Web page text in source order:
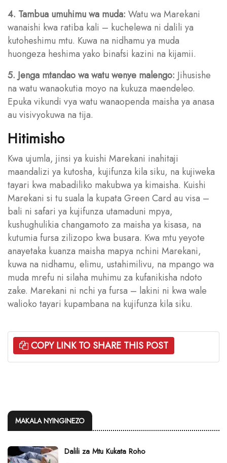
4. Tambua umuhimu wa muda: Watu wa Marekani
wanaishi kwa ratiba kali – kuchelewa ni dalili ya
kutoheshimu mtu. Kuwa na nidhamu ya muda
huongeza heshima yako binafsi kazini na kijamii.
5. Jenga mtandao wa watu wenye malengo: Jihusishe
na watu wanaokutia moyo na kukuza maendeleo.
Epuka vikundi vya watu wanaopenda maisha ya anasa
au visivyokuwa na tija.
Hitimisho
Kwa ujumla, jinsi ya kuishi Marekani inahitaji
maandalizi ya kutosha, kujifunza kila siku, na kujiweka
tayari kwa mabadiliko makubwa ya kimaisha. Kuishi
Marekani si tu suala la kupata Green Card au visa –
bali ni safari ya kujifunza utamaduni mpya,
kushughulikia changamoto za maisha ya kisasa, na
kutumia fursa zilizopo kwa busara. Kwa mtu yeyote
anayetaka kuanza maisha mapya nchini Marekani,
kuwa na nidhamu, elimu, ustahimilivu, na mpango wa
muda mrefu ni silaha muhimu za kufanikisha ndoto
zake. Marekani ni nchi ya fursa – lakini ni kwa wale
walioko tayari kupambana na kujifunza kila siku.
COPY LINK TO SHARE THIS POST
MAKALA NYINGINEZO
Dalili za Mtu Kukata Roho